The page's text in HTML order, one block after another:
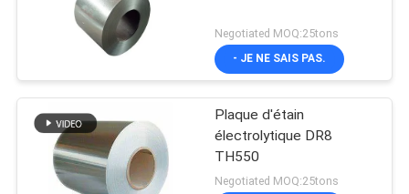
Negotiated MOQ:25tons
- JE NE SAIS PAS.
Plaque d'étain
électrolytique DR8
TH550
Negotiated MOQ:25tons